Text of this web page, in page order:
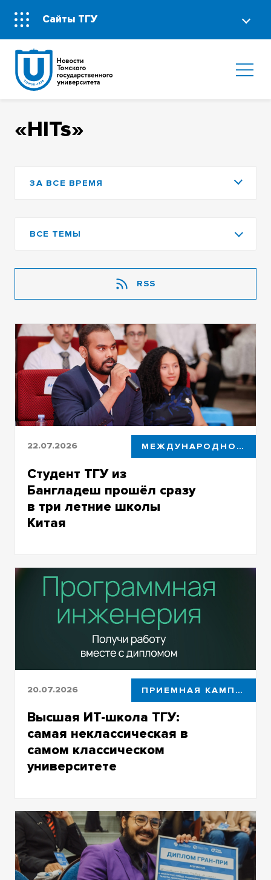
Сайты ТГУ
«HITs»
ЗА ВСЕ ВРЕМЯ
ВСЕ ТЕМЫ
RSS
22.07.2026 МЕЖДУНАРОДНОЕ СОТРУДНИЧЕСТВО
Студент ТГУ из
Бангладеш прошёл сразу
в три летние школы
Китая
квантовыми технологиями и
интеллектуальными системами связи
20.07.2026 ПРИЕМНАЯ КАМПАНИЯ
Высшая ИТ-школа ТГУ:
самая неклассическая в
самом классическом
университете
практикоориентированное обучение с
работой над реальными проектами